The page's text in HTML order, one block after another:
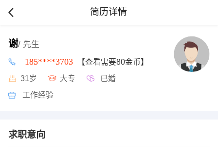
简历详情
谢/ 先生
185****3703 【查看需要80金币】
31岁 大专 已婚
工作经验
求职意向